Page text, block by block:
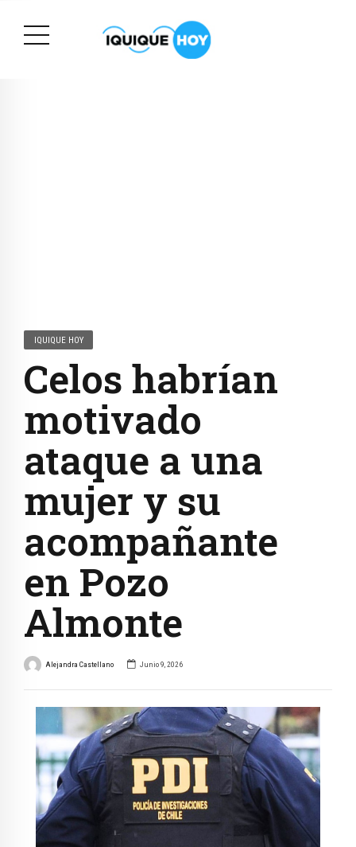
IQUIQUE HOY
Celos habrían
motivado
ataque a una
mujer y su
acompañante
en Pozo
Almonte
Alejandra Castellano Junio 9, 2026